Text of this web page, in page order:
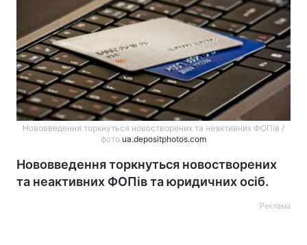
Нововведення торкнуться новостворених та неактивних ФОПів /
фото ua.depositphotos.com
Нововведення торкнуться новостворених
та неактивних ФОПів та юридичних осіб.
Реклама